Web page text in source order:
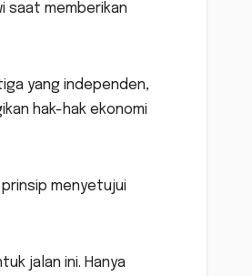
saat memberikan
yang independen,
hak-hak ekonomi
menyetujui
jalan ini. Hanya